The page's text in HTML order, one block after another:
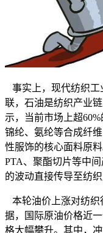
事实上，现代纺织工
联，石油是纺织产业
示，当前市场上超
锦纶、氨纶等合成纤
性服饰的核心面料原
PTA、聚酯切片等中
的波动直接传导至纺
本轮油价上涨对纺织
据，国际原油价格近
格大幅攀升。其中，